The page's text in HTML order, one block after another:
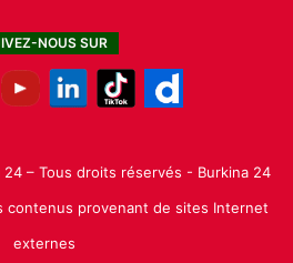
NOUS SUR
– Tous droits réservés - Burkina 24
contenus provenant de sites Internet
externes